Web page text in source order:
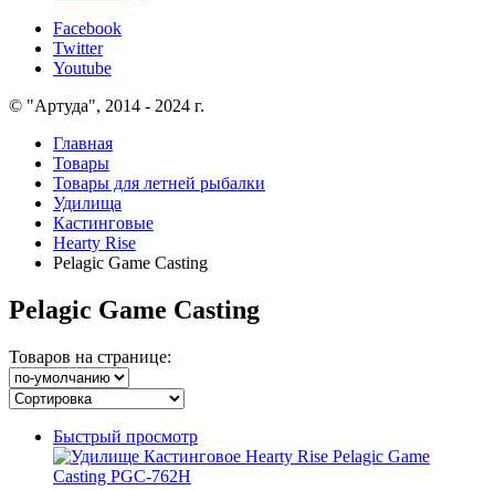
Facebook
Twitter
Youtube
© "Артуда", 2014 - 2024 г.
Главная
Товары
Товары для летней рыбалки
Удилища
Кастинговые
Hearty Rise
Pelagic Game Casting
Pelagic Game Casting
Товаров на странице:
Быстрый просмотр